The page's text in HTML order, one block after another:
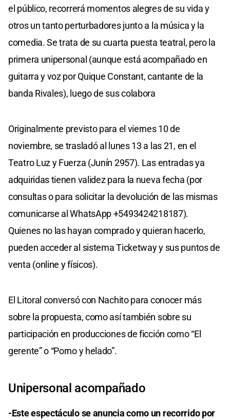
el público, recorrerá momentos alegres de su vida y
otros un tanto perturbadores junto a la música y la
comedia. Se trata de su cuarta puesta teatral, pero la
primera unipersonal (aunque está acompañado en
guitarra y voz por Quique Constant, cantante de la
banda Rivales), luego de sus colabora
Originalmente previsto para el viernes 10 de
noviembre, se trasladó al lunes 13 a las 21, en el
Teatro Luz y Fuerza (Junín 2957). Las entradas ya
adquiridas tienen validez para la nueva fecha (por
consultas o para solicitar la devolución de las mismas
comunicarse al WhatsApp +5493424218187).
Quienes no las hayan comprado y quieran hacerlo,
pueden acceder al sistema Ticketway y sus puntos de
venta (online y físicos).
El Litoral conversó con Nachito para conocer más
sobre la propuesta, como así también sobre su
participación en producciones de ficción como “El
gerente” o “Porno y helado”.
Unipersonal acompañado
-Este espectáculo se anuncia como un recorrido por